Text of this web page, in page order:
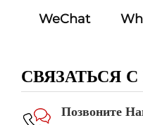
WeChat
СВЯЗАТЬСЯ
Позвоните